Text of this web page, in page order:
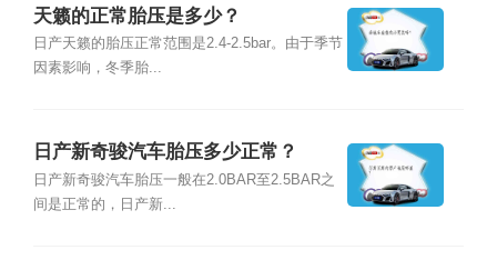
天籁的正常胎压是多少？
日产天籁的胎压正常范围是2.4-2.5bar。由于季节
因素影响，冬季胎...
日产新奇骏汽车胎压多少正常？
日产新奇骏汽车胎压一般在2.0BAR至2.5BAR之
间是正常的，日产新...